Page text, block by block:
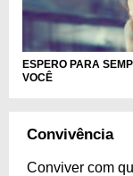
ESPERO PARA
VOCÊ
Convivência
Conviver com